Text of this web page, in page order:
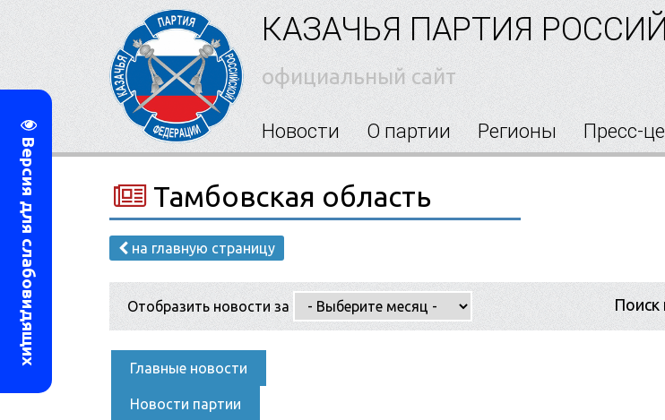
Версия для слабовидящих
КАЗАЧЬЯ ПАРТИЯ
официальный сайт
Новости О партии Регионы Пресс-
Тамбовская область
на главную страницу
Отобразить новости за Поиск
Главные новости
Новости партии